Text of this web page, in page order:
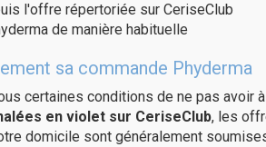
l'offre répertoriée sur CeriseClub
de manière habituelle
sa commande Phyderma
certaines conditions de ne pas avoir
en violet sur CeriseClub, les
domicile sont généralement